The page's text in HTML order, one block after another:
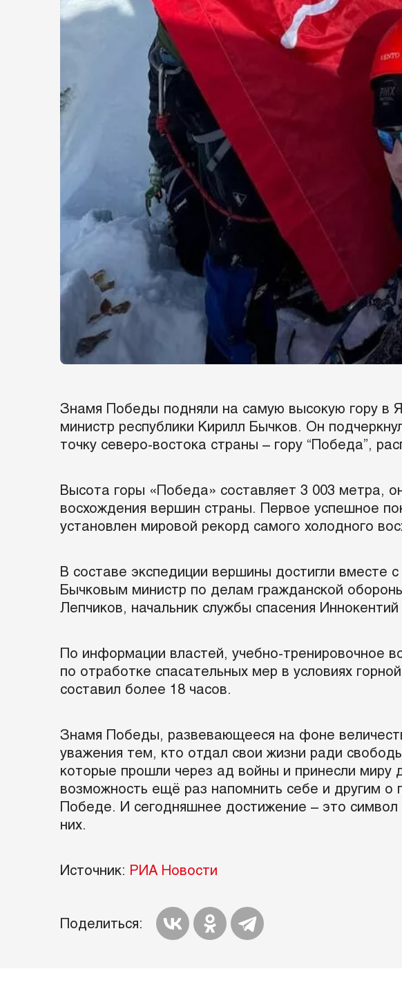
Знамя Победы подняли на самую высокую гору в
министр республики Кирилл Бычков. Он
точку северо-востока страны – гору “Победа”,
Высота горы «Победа» составляет 3 003 метра,
восхождения вершин страны. Первое успешное
установлен мировой рекорд самого холодного
В составе экспедиции вершины достигли вместе
Бычковым министр по делам гражданской
Лепчиков, начальник службы спасения
По информации властей, учебно-тренировочное
по отработке спасательных мер в условиях
составил более 18 часов.
Знамя Победы, развевающееся на фоне
уважения тем, кто отдал свои жизни ради
которые прошли через ад войны и принесли
возможность ещё раз напомнить себе и другим
Победе. И сегодняшнее достижение – это
них.
Источник: РИА Новости
Поделиться: